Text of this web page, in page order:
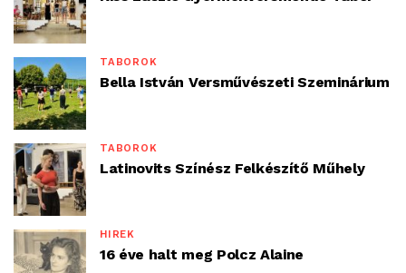
TÁBOROK
Bella István Versművészeti Szeminárium
TÁBOROK
Latinovits Színész Felkészítő Műhely
HÍREK
16 éve halt meg Polcz Alaine